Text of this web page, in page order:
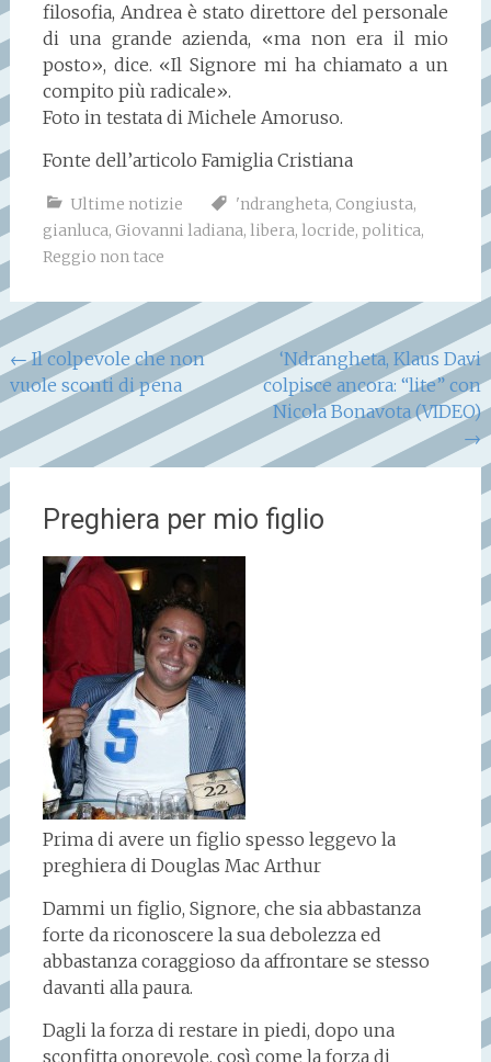
filosofia, Andrea è stato direttore del personale
di una grande azienda, «ma non era il mio
posto», dice. «Il Signore mi ha chiamato a un
compito più radicale».
Foto in testata di Michele Amoruso.
Fonte dell’articolo Famiglia Cristiana
Ultime notizie 'ndrangheta, Congiusta,
gianluca, Giovanni ladiana, libera, locride, politica,
Reggio non tace
Navigazione
articoli
←Il colpevole che non
vuole sconti di pena
‘Ndrangheta, Klaus Davi
colpisce ancora: “lite” con
Nicola Bonavota (VIDEO)
→
Preghiera per mio figlio
Prima di avere un figlio spesso leggevo la
preghiera di Douglas Mac Arthur
Dammi un figlio, Signore, che sia abbastanza
forte da riconoscere la sua debolezza ed
abbastanza coraggioso da affrontare se stesso
davanti alla paura.
Dagli la forza di restare in piedi, dopo una
sconfitta onorevole, così come la forza di